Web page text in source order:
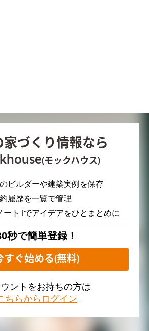
家づくり情報なら
(モックハウス)
ビルダーや建築実例を保存
履歴を一覧で管理
ート｣でアイデアをひとまとめに
秒で簡単登録！
すぐ始める(無料)
ントをお持ちの方は
ちらからログイン